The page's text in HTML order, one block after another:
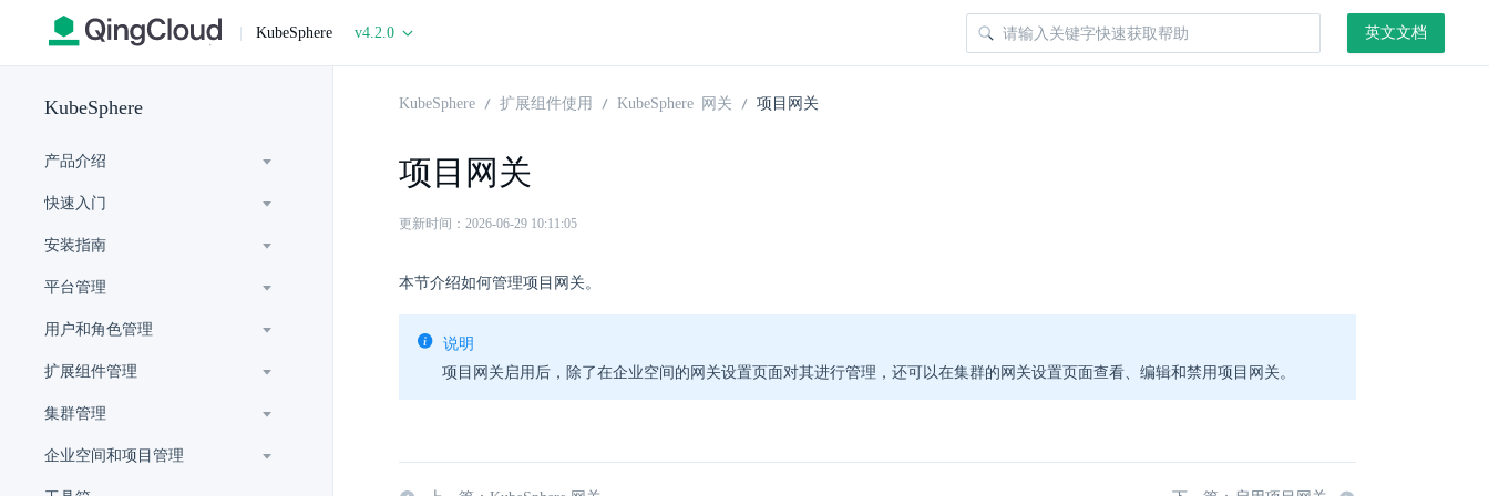
| KubeSphere v4.2.0 英文文档
KubeSphere
产品介绍
快速入门
安装指南
平台管理
用户和角色管理
扩展组件管理
集群管理
企业空间和项目管理
KubeSphere 扩展组件使用 KubeSphere 网关 项目网关
项目网关
更新时间：2026-06-29 10:11:05
本节介绍如何管理项目网关。
说明
项目网关启用后，除了在企业空间的网关设置页面对其进行管理，还可以在集群的网关设置页面查看、编辑和禁用项目网关。